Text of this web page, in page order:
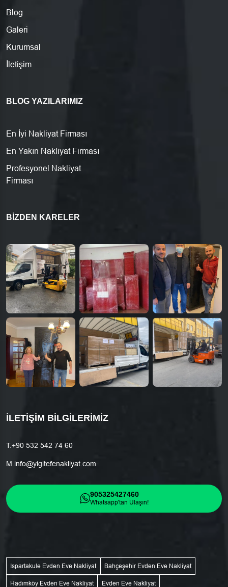
Blog
Galeri
Kurumsal
İletişim
BLOG YAZILARIMIZ
En İyi Nakliyat Firması
En Yakın Nakliyat Firması
Profesyonel Nakliyat
Firması
BIZDEN KARELER
İLETIŞIM BILGILERIMIZ
T.+90 532 542 74 60
M. info@yigitefenakliyat.com
905325427460
Whatsapp'tan Ulaşın!
Ispartakule Evden Eve Nakliyat Bahçeşehir Evden Eve Nakliyat
Hadımköy Evden Eve Nakliyat Evden Eve Nakliyat